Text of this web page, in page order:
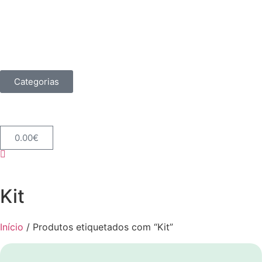
Categorias
0.00€
Kit
Início / Produtos etiquetados com “Kit”